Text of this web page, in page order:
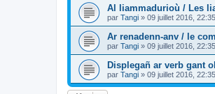
Al liammadurioù / Les
par Tangi » 09 juillet 2016, 22:35
Ar renadenn-anv / le
par Tangi » 09 juillet 2016, 22:35
Displegañ ar verb gant
par Tangi » 09 juillet 2016, 22:35